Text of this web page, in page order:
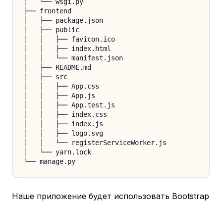
├── frontend
│   ├── package.json
│   ├── public
│   │   ├── favicon.ico
│   │   ├── index.html
│   │   └── manifest.json
│   ├── README.md
│   ├── src
│   │   ├── App.css
│   │   ├── App.js
│   │   ├── App.test.js
│   │   ├── index.css
│   │   ├── index.js
│   │   ├── logo.svg
│   │   └── registerServiceWorker.js
│   └── yarn.lock
Наше приложение будет использовать Bootstrap